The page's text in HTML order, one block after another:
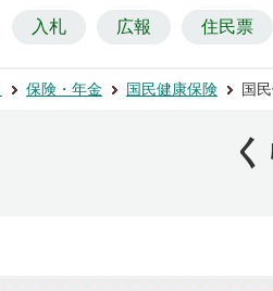
入札 広報 住民票
保険・年金 国民健康保険 国